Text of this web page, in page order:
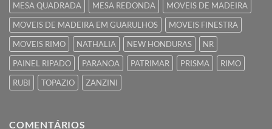
MESA QUADRADA
MESA REDONDA
MOVEIS DE MADEIRA
MOVEIS DE MADEIRA EM GUARULHOS
MOVEIS FINESTRA
MOVEIS RIMO
NATHALIA NEW HONDURAS
NR
PAINEL RIPADO
PARANOA PATRIMAR PRISMA
RIMO
RUBI
TOPAZIO ZANZINI
COMENTÁRIOS